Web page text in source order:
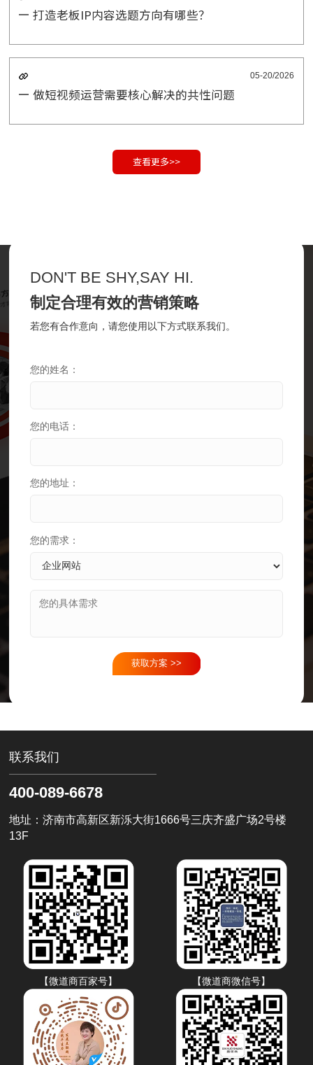
打造老板IP内容选题方向有哪些？
05-20/2026
做短视频运营需要核心解决的共性问题
查看更多>>
DON'T BE SHY,SAY HI.
制定合理有效的营销策略
若您有合作意向，请您使用以下方式联系我们。
您的姓名：
您的电话：
您的地址：
您的需求：
获取方案 >>
联系我们
400-089-6678
地址：济南市高新区新泺大街1666号三庆齐盛广场2号楼
13F
【微道商百家号】 【微道商微信号】